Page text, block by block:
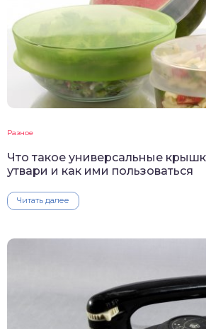
Разное
Что такое универсальные
утвари и как ими пользоваться
Читать далее